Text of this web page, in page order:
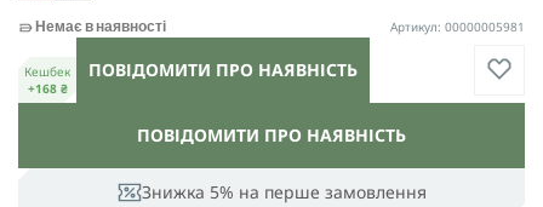
Знижка 5% на перше замовлення
ПОВІДОМИТИ ПРО НАЯВНІСТЬ
Немає в наявності Артикул: 00000005981
Кешбек
+168 ₴
ПОВІДОМИТИ ПРО НАЯВНІСТЬ